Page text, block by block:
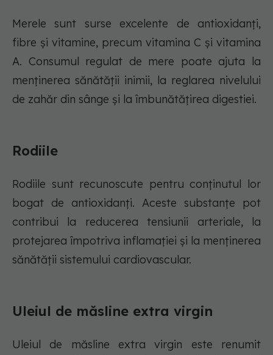
Merele sunt surse excelente de antioxidanți,
fibre și vitamine, precum vitamina C și vitamina
A. Consumul regulat de mere poate ajuta la
menținerea sănătății inimii, la reglarea nivelului
de zahăr din sânge și la îmbunătățirea digestiei.
Rodiile
Rodiile sunt recunoscute pentru conținutul lor
bogat de antioxidanți. Aceste substanțe pot
contribui la reducerea tensiunii arteriale, la
protejarea împotriva inflamației și la menținerea
sănătății sistemului cardiovascular.
Uleiul de măsline extra virgin
Uleiul de măsline extra virgin este renumit